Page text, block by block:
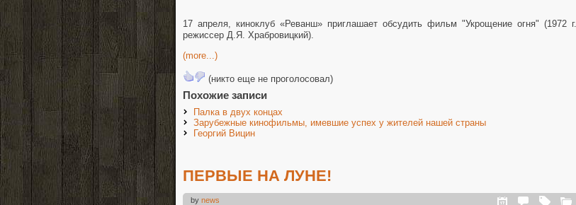
17 апреля, киноклуб «Реванш» приглашает обсудить фильм "Укрощение огня" (1972 г.,
режиссер Д.Я. Храбровицкий).
(more...)
(никто еще не проголосовал)
Похожие записи
Палка в двух концах
Зарубежные кинофильмы, имевшие успех у жителей нашей страны
Георгий Вицин
ПЕРВЫЕ НА ЛУНЕ!
by news